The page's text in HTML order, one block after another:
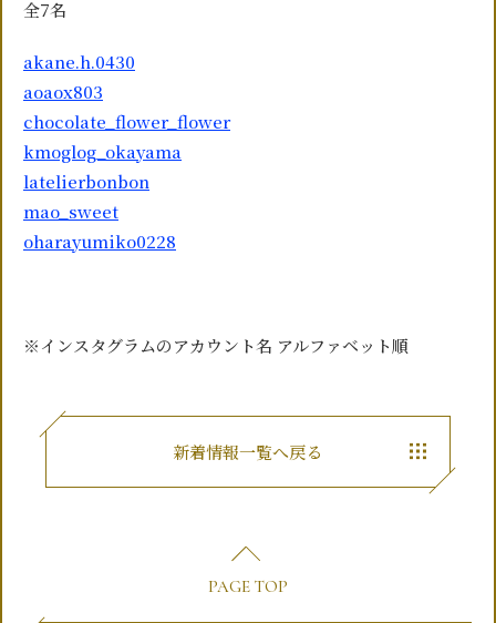
全7名
akane.h.0430
aoaox803
chocolate_flower_flower
kmoglog_okayama
latelierbonbon
mao_sweet
oharayumiko0228
※インスタグラムのアカウント名 アルファベット順
新着情報一覧へ戻る
PAGE TOP